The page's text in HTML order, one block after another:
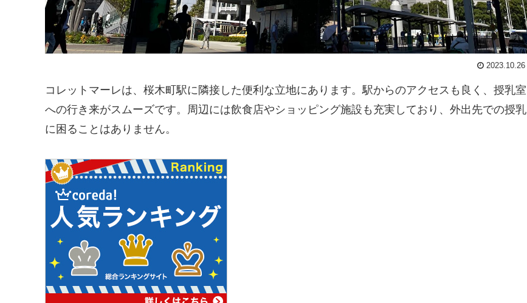
2023.10.26
コレットマーレは、桜木町駅に隣接した便利な立地にあります。駅からのアクセスも良く、授乳室
への行き来がスムーズです。周辺には飲食店やショッピング施設も充実しており、外出先での授乳
に困ることはありません。